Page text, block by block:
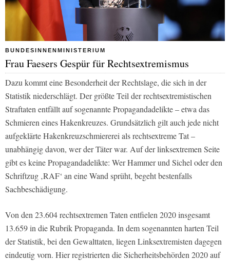
BUNDESINNENMINISTERIUM
Frau Faesers Gespür für Rechtsextremismus
Dazu kommt eine Besonderheit der Rechtslage, die sich in der
Statistik niederschlägt. Der größte Teil der rechtsextremistischen
Straftaten entfällt auf sogenannte Propagandadelikte – etwa das
Schmieren eines Hakenkreuzes. Grundsätzlich gilt auch jede nicht
aufgeklärte Hakenkreuzschmiererei als rechtsextreme Tat –
unabhängig davon, wer der Täter war. Auf der linksextremen Seite
gibt es keine Propagandadelikte: Wer Hammer und Sichel oder den
Schriftzug ‚RAF‘ an eine Wand sprüht, begeht bestenfalls
Sachbeschädigung.
Von den 23.604 rechtsextremen Taten entfielen 2020 insgesamt
13.659 in die Rubrik Propaganda. In dem sogenannten harten Teil
der Statistik, bei den Gewalttaten, liegen Linksextremisten dagegen
eindeutig vorn. Hier registrierten die Sicherheitsbehörden 2020 auf